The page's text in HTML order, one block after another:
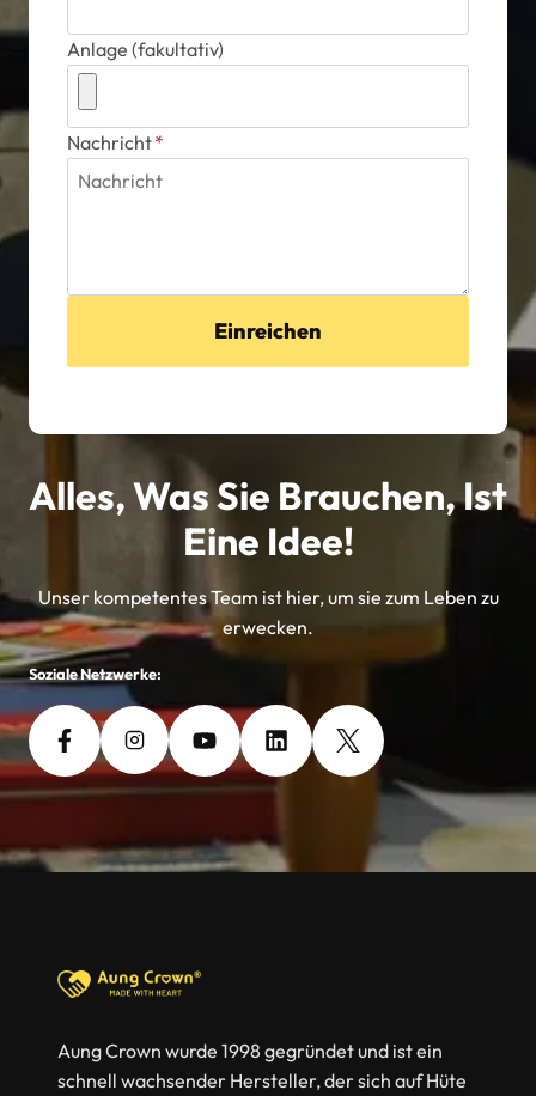
Anlage (fakultativ)
Nachricht*
Einreichen
Alles, Was Sie Brauchen, Ist
Eine Idee!
Unser kompetentes Team ist hier, um sie zum Leben zu
erwecken.
Soziale Netzwerke:
Aung Crown wurde 1998 gegründet und ist ein
schnell wachsender Hersteller, der sich auf Hüte